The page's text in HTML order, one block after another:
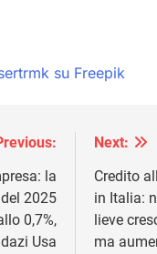
su Freepik
la
2025
0,7%,
Usa
Next:
Credito
in Italia:
lieve
ma